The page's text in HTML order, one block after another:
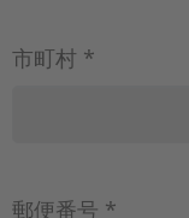
市町村 *
郵便番号 *